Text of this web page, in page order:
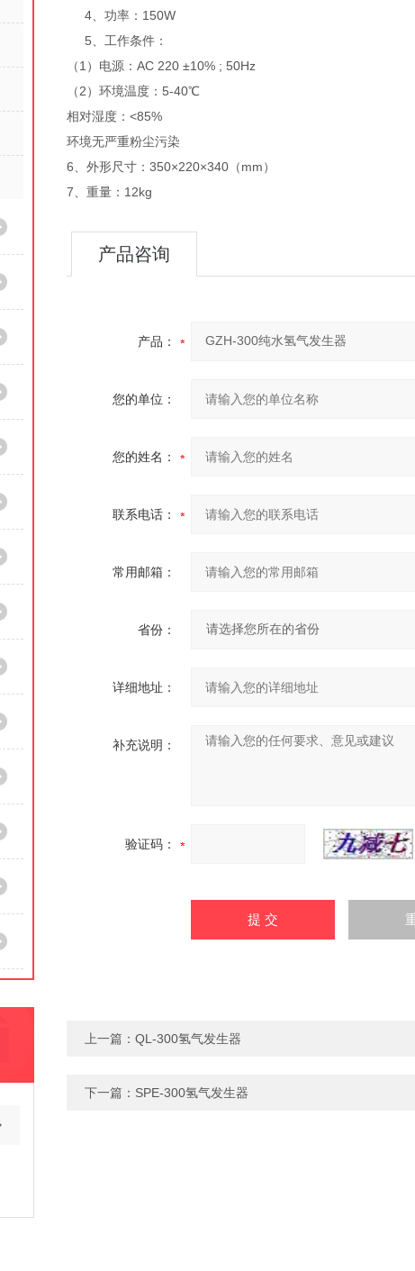
4、功率：150W
5、工作条件：
（1）电源：AC 220 ±10% ; 50Hz
（2）环境温度：5-40℃
相对湿度：<85%
环境无严重粉尘污染
6、外形尺寸：350×220×340（mm）
7、重量：12kg
产品咨询
产品：
您的单位：
您的姓名：
联系电话：
常用邮箱：
省份：
详细地址：
补充说明：
验证码：
上一篇： QL-300氢气发生器
下一篇： SPE-300氢气发生器